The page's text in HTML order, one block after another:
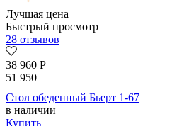
Лучшая цена
Быстрый просмотр
28 отзывов
38 960 Р
51 950
Стол обеденный Бьерт 1-67
в наличии
Купить